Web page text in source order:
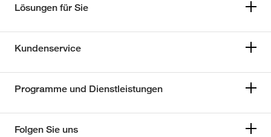
Lösungen für Sie
Kundenservice
Programme und Dienstleistungen
Folgen Sie uns